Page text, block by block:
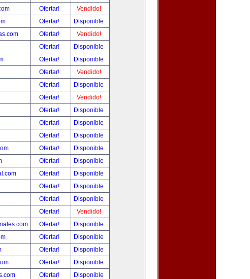
Ofertar!
Vendido!
Ofertar!
Disponible
Ofertar!
Vendido!
Ofertar!
Disponible
Ofertar!
Disponible
Ofertar!
Vendido!
Ofertar!
Disponible
Ofertar!
Vendido!
Ofertar!
Disponible
Ofertar!
Disponible
Ofertar!
Disponible
Ofertar!
Disponible
Ofertar!
Disponible
Ofertar!
Disponible
Ofertar!
Disponible
Ofertar!
Disponible
Ofertar!
Vendido!
Ofertar!
Disponible
Ofertar!
Disponible
Ofertar!
Disponible
Ofertar!
Disponible
Ofertar!
Disponible